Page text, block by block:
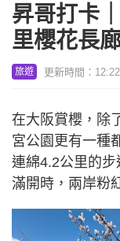
昇哥打卡
里櫻花長
旅遊 更新時間：
在大阪賞櫻，除
宮公園更有一種
連綿4.2公里的
滿開時，兩岸粉